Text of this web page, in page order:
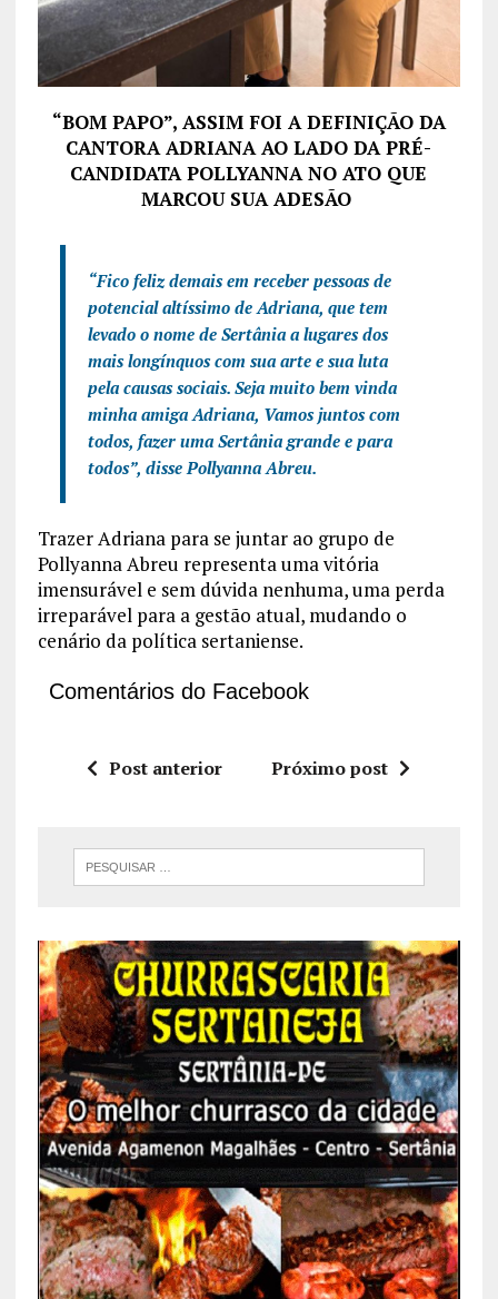
“BOM PAPO”, ASSIM FOI A DEFINIÇÃO DA
CANTORA ADRIANA AO LADO DA PRÉ-
CANDIDATA POLLYANNA NO ATO QUE
MARCOU SUA ADESÃO
“Fico feliz demais em receber pessoas de
potencial altíssimo de Adriana, que tem
levado o nome de Sertânia a lugares dos
mais longínquos com sua arte e sua luta
pela causas sociais. Seja muito bem vinda
minha amiga Adriana, Vamos juntos com
todos, fazer uma Sertânia grande e para
todos”, disse Pollyanna Abreu.
Trazer Adriana para se juntar ao grupo de
Pollyanna Abreu representa uma vitória
imensurável e sem dúvida nenhuma, uma perda
irreparável para a gestão atual, mudando o
cenário da política sertaniense.
Comentários do Facebook
Post anterior Próximo post